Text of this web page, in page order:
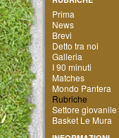
Prima
News
Brevi
Detto tra noi
Galleria
I 90 minuti
Matches
Mondo Pantera
Rubriche
Settore giovanile
Basket Le Mura